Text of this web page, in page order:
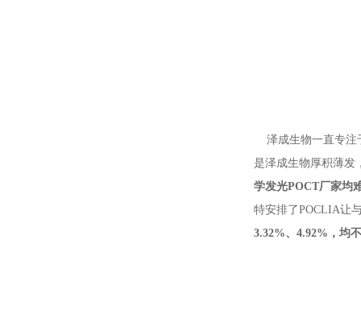
泽成生物一直专注
是泽成生物厚积薄发
学发光POCT厂家均
特安排了POCLIA让
3.32%、4.92%，均